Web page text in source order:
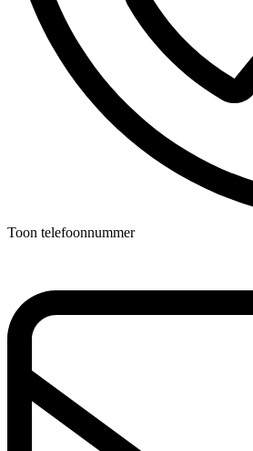
Toon telefoonnummer